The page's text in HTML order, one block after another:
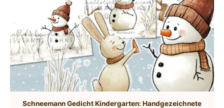
Schneemann Gedicht Kindergarten: Handgezeichnete